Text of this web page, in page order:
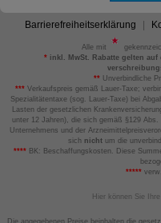
Barrierefreiheitserklärung
Alle mit
*inkl. MwSt. Rabatte gelten
** Unverbindliche
*** Verkaufspreis gemäß Lauer-Taxe;
Spezialitätentaxe (sog. Lauer-Taxe) bei
Lasten der gesetzlichen
unter 12 Jahren), die sich gemäß §129
Unternehmens und der
sich nicht um die
****BK: Beschaffungskosten. Diese
*****verw.
Hier können Sie
Die angegebenen Preise beinhalten die